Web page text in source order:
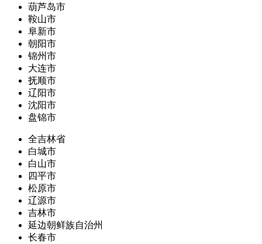
葫芦岛市
鞍山市
阜新市
朝阳市
锦州市
大连市
抚顺市
辽阳市
沈阳市
盘锦市
全吉林省
白城市
白山市
四平市
松原市
辽源市
吉林市
延边朝鲜族自治州
长春市